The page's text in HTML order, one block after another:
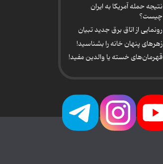
نتیجه حمله آمریکا به ایران
چیست؟
رونمایی از اتاق برق جدید تبیان
زهرهای پنهان خانه را بشناسید!
قهرمان‌های خسته یا والدین مفید!